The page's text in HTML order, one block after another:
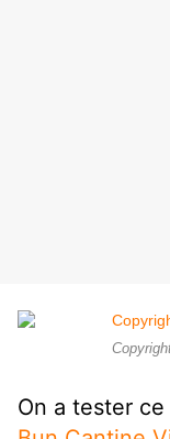
On a tester